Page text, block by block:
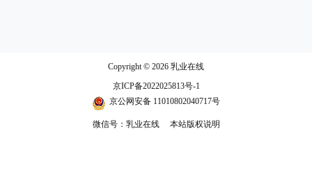
Copyright © 2026 乳业在线
京ICP备2022025813号-1
京公网安备 11010802040717号
微信号：乳业在线 本站版权说明